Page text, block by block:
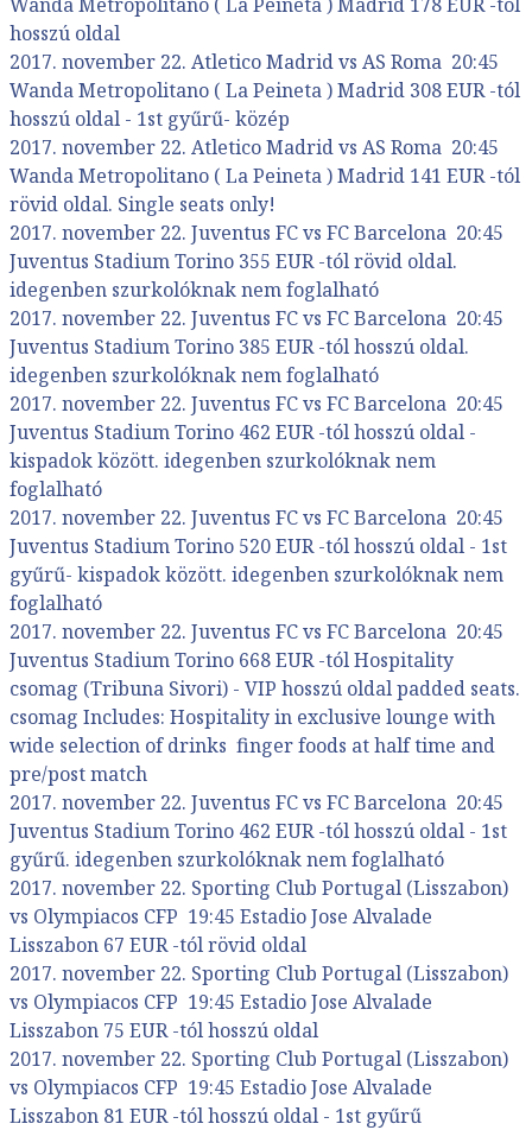
hosszú oldal
2017. november 22. Atletico Madrid vs AS Roma 20:45
Wanda Metropolitano ( La Peineta ) Madrid 308 EUR -tól
hosszú oldal - 1st gyűrű- közép
2017. november 22. Atletico Madrid vs AS Roma 20:45
Wanda Metropolitano ( La Peineta ) Madrid 141 EUR -tól
rövid oldal. Single seats only!
2017. november 22. Juventus FC vs FC Barcelona 20:45
Juventus Stadium Torino 355 EUR -tól rövid oldal.
idegenben szurkolóknak nem foglalható
2017. november 22. Juventus FC vs FC Barcelona 20:45
Juventus Stadium Torino 385 EUR -tól hosszú oldal.
idegenben szurkolóknak nem foglalható
2017. november 22. Juventus FC vs FC Barcelona 20:45
Juventus Stadium Torino 462 EUR -tól hosszú oldal -
kispadok között. idegenben szurkolóknak nem
foglalható
2017. november 22. Juventus FC vs FC Barcelona 20:45
Juventus Stadium Torino 520 EUR -tól hosszú oldal - 1st
gyűrű- kispadok között. idegenben szurkolóknak nem
foglalható
2017. november 22. Juventus FC vs FC Barcelona 20:45
Juventus Stadium Torino 668 EUR -tól Hospitality
csomag (Tribuna Sivori) - VIP hosszú oldal padded seats.
csomag Includes: Hospitality in exclusive lounge with
wide selection of drinks finger foods at half time and
pre/post match
2017. november 22. Juventus FC vs FC Barcelona 20:45
Juventus Stadium Torino 462 EUR -tól hosszú oldal - 1st
gyűrű. idegenben szurkolóknak nem foglalható
2017. november 22. Sporting Club Portugal (Lisszabon)
vs Olympiacos CFP 19:45 Estadio Jose Alvalade
Lisszabon 67 EUR -tól rövid oldal
2017. november 22. Sporting Club Portugal (Lisszabon)
vs Olympiacos CFP 19:45 Estadio Jose Alvalade
Lisszabon 75 EUR -tól hosszú oldal
2017. november 22. Sporting Club Portugal (Lisszabon)
vs Olympiacos CFP 19:45 Estadio Jose Alvalade
Lisszabon 81 EUR -tól hosszú oldal - 1st gyűrű